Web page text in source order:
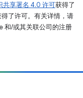
共享署名 4.0 许可获得了
得了许可。有关详情，请
和/或其关联公司的注册